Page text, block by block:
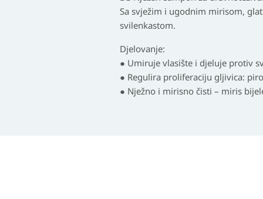
Sa svježim i ugodnim mirisom,
svilenkastom.
Djelovanje:
● Umiruje vlasište i djeluje protiv
● Regulira proliferaciju gljivica:
● Nježno i mirisno čisti – miris